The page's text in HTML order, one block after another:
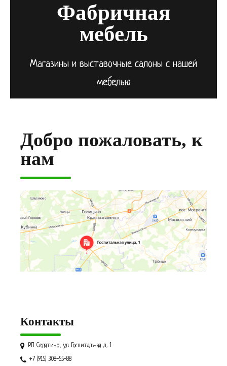
Фабричная
мебель
Магазины и выставочные салоны с нашей
мебелью
Добро пожаловать, к
нам
Контакты
РП Селятино, ул. Госпитальная д. 1
+7 (915) 308-55-88